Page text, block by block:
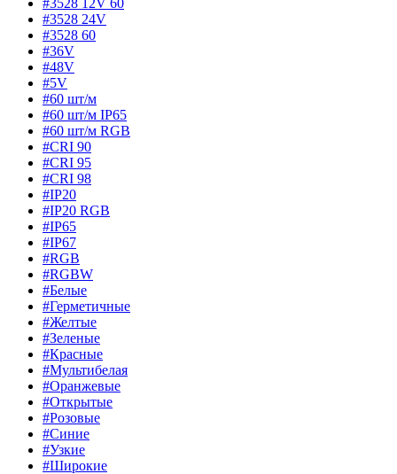
#3528 24V
#3528 60
#36V
#48V
#5V
#60 шт/м
#60 шт/м IP65
#60 шт/м RGB
#CRI 90
#CRI 95
#CRI 98
#IP20
#IP20 RGB
#IP65
#IP67
#RGB
#RGBW
#Белые
#Герметичные
#Желтые
#Зеленые
#Красные
#Мультибелая
#Оранжевые
#Открытые
#Розовые
#Синие
#Узкие
#Широкие